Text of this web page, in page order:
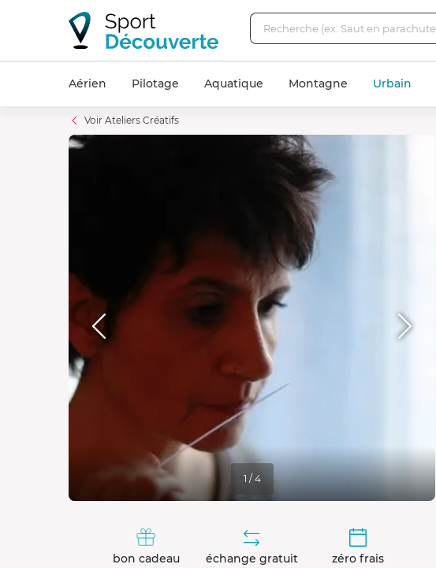
Aérien Pilotage Aquatique Montagne Urbain
Voir Ateliers Créatifs
1 / 4
bon cadeau
échange gratuit
zéro frais